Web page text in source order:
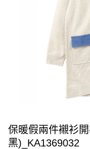
保暖假兩件襯衫
黑)_KA1369032